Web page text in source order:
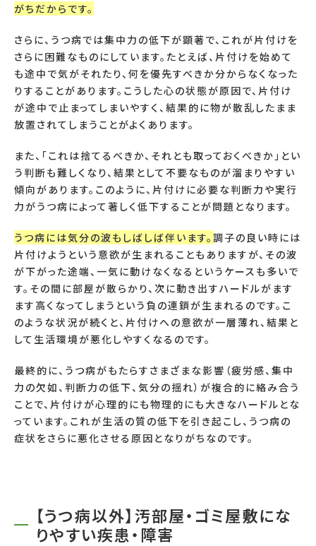
がちだからです。
さらに、うつ病では集中力の低下が顕著で、これが片付けを
さらに困難なものにしています。たとえば、片付けを始めて
も途中で気がそれたり、何を優先すべきか分からなくなった
りすることがあります。こうした心の状態が原因で、片付け
が途中で止まってしまいやすく、結果的に物が散乱したまま
放置されてしまうことがよくあります。
また、「これは捨てるべきか、それとも取っておくべきか」とい
う判断も難しくなり、結果として不要なものが溜まりやすい
傾向があります。このように、片付けに必要な判断力や実行
力がうつ病によって著しく低下することが問題となります。
うつ病には気分の波もしばしば伴います。 調子の良い時には
片付けようという意欲が生まれることもありますが、その波
が下がった途端、一気に動けなくなるというケースも多いで
す。その間に部屋が散らかり、次に動き出すハードルがます
ます高くなってしまうという負の連鎖が生まれるのです。こ
のような状況が続くと、片付けへの意欲が一層薄れ、結果と
して生活環境が悪化しやすくなるのです。
最終的に、うつ病がもたらすさまざまな影響（疲労感、集中
力の欠如、判断力の低下、気分の揺れ）が複合的に絡み合う
ことで、片付けが心理的にも物理的にも大きなハードルとな
っています。これが生活の質の低下を引き起こし、うつ病の
症状をさらに悪化させる原因となりがちなのです。
【うつ病以外】汚部屋・ゴミ屋敷にな
りやすい疾患・障害